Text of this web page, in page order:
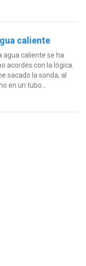
caliente
agua caliente se ha
acordes con la lógica.
sacado la sonda, al
en un tubo...